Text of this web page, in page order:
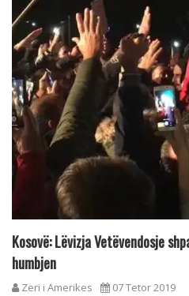
Kosovë: Lëvizja Vetëvendosje
humbjen
Zeri i Amerikes 07 Tetor 2019